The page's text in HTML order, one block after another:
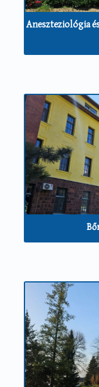
Aneszteziológia